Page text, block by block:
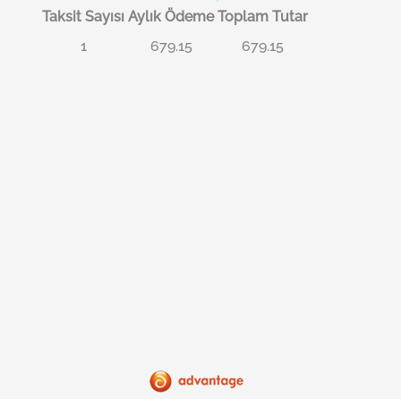
Taksit Sayısı Aylık Ödeme Toplam Tutar
1
679.15 679.15